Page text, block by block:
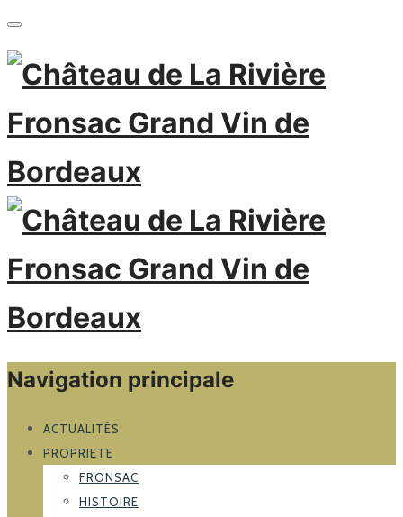
Navigation principale
ACTUALITÉS
PROPRIETE
FRONSAC
HISTOIRE